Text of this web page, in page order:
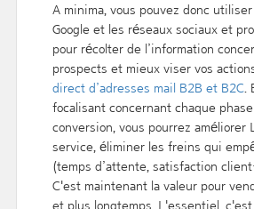
A minima, vous pouvez donc
Google et les réseaux sociaux et
pour récolter de l’information
prospects et mieux viser vos
direct d’adresses mail B2B et B2C.
focalisant concernant chaque
conversion, vous pourrez améliorer
service, éliminer les freins qui
(temps d’attente, satisfaction
C'est maintenant la valeur pour
et plus longtemps. L'essentiel,